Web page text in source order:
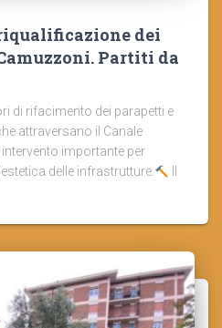
dei
Partiti da
di rifacimento dei parapetti e
attraversano il Canale
importante per
delle infrastrutture.